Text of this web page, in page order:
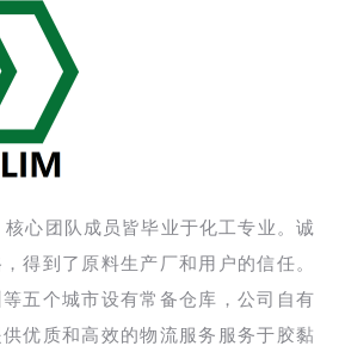
核心团队成员皆毕业于化工专业。诚
得到了原料生产厂和用户的信任。
五个城市设有常备仓库，公司自有
优质和高效的物流服务服务于胶黏